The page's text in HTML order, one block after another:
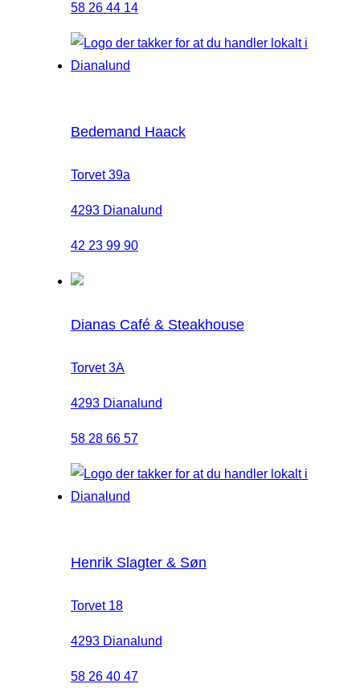
58 26 44 14
Bedemand Haack
Torvet 39a
4293 Dianalund
42 23 99 90
Dianas Café & Steakhouse
Torvet 3A
4293 Dianalund
58 28 66 57
Henrik Slagter & Søn
Torvet 18
4293 Dianalund
58 26 40 47